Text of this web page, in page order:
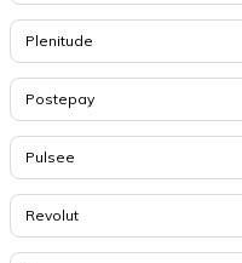
Plenitude
Postepay
Pulsee
Revolut